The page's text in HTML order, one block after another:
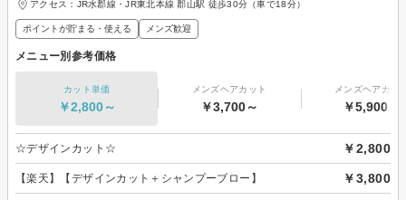
アクセス：JR水郡線・JR東北本線 郡山駅 徒歩30分（車で18分）
ポイントが貯まる・使える メンズ歓迎
メニュー別参考価格
カット単価
￥2,800～
メンズヘアカット
￥3,700～
メンズヘアカラ
￥5,900～
☆デザインカット☆ ￥2,800
【楽天】【デザインカット＋シャンプーブロー】 ￥3,800